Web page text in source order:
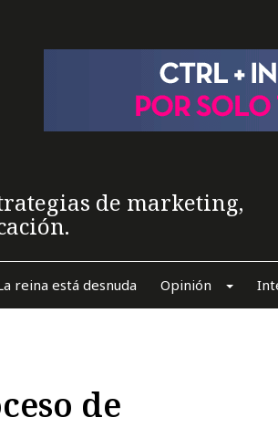
de marketing,
reina está desnuda Opinión
de